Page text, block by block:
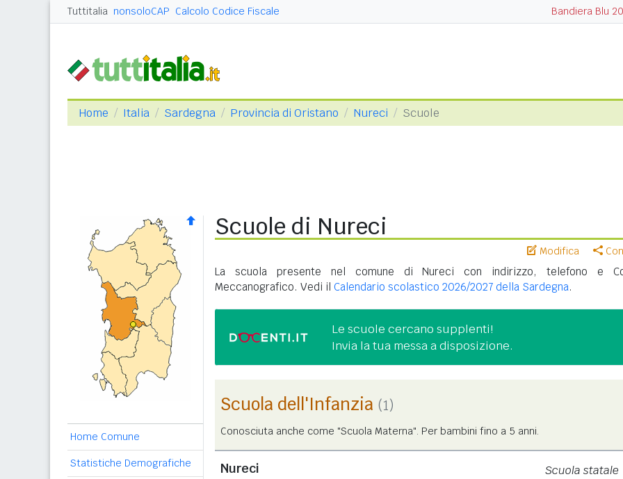
Tuttitalia nonsoloCAP Calcolo Codice Fiscale Bandiera Blu
Home Italia Sardegna Provincia di Oristano Nureci Scuole
Home Comune
Statistiche Demografiche
Scuole di Nureci
Modifica
La scuola presente nel comune di Nureci con indirizzo, telefono e
Meccanografico. Vedi il Calendario scolastico 2026/2027 della Sardegna.
Le scuole cercano supplenti!
Invia la tua messa a disposizione.
Scuola dell'Infanzia (1)
Conosciuta anche come "Scuola Materna". Per bambini fino a 5 anni.
Nureci
Scuola statale